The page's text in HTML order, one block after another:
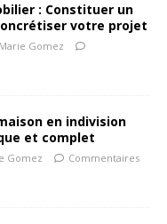
: Constituer un
votre projet
Marie Gomez
en indivision
et complet
Gomez
Commentaires